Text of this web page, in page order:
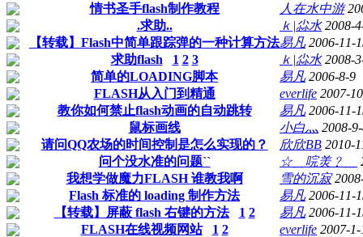
情书圣手flash制作教程
人在水中游
.求助..
ｋ|尛水 2008-
【转载】Flash中简单跟踪弹的一种计算方法易凡 2006-11-
求助flash
1 2 3 ｋ|尛水 2008-
简单的LOADING脚本
易凡 2006-8-9
FLASH从入门到精通
everlife 2007-
教你如何禁止flash动画的自动跳转
易凡 2006-11-
鼠标画线
小白灬 2008-
请问QQ农场的时间控制是怎么实现的？
欣欣BB 2010-
问个没水准的问题``
☆﹎唍羙﹖﹎
我想学做魔力FLASH 谁教我啊
雪的沉寂
Flash 标准的 loading 制作方法
易凡 2006-11-
【转载】屏蔽 flash 右键的方法
1 2 易凡 2006-11-
FLASH在线视频网站
1 2 everlife 2007-1-